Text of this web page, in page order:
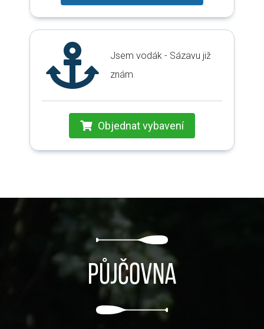
Jsem vodák - Sázavu již
znám
Objednat vybavení
Půjčovna